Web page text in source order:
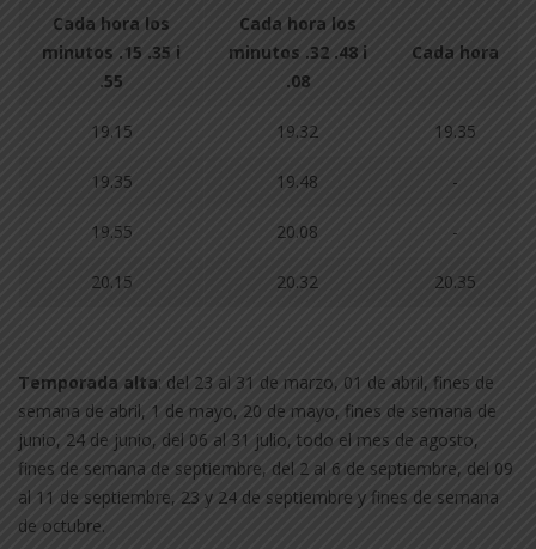
Cada hora los
minutos .15 .35 i
.55
Cada hora los
minutos .32 .48 i
.08
Cada hora
19.15 19.32 19.35
19.35 19.48 -
19.55 20.08 -
20.15 20.32 20.35
Temporada alta: del 23 al 31 de marzo, 01 de abril, fines de
semana de abril, 1 de mayo, 20 de mayo, fines de semana de
junio, 24 de junio, del 06 al 31 julio, todo el mes de agosto,
fines de semana de septiembre, del 2 al 6 de septiembre, del 09
al 11 de septiembre, 23 y 24 de septiembre y fines de semana
de octubre.